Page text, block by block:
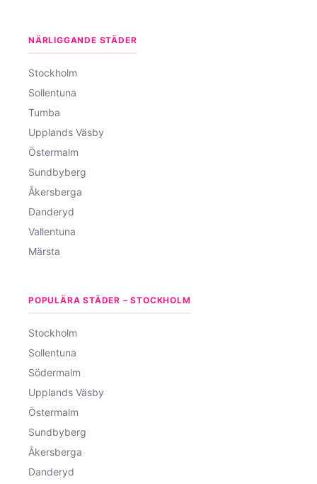
NÄRLIGGANDE STÄDER
Stockholm
Sollentuna
Tumba
Upplands Väsby
Östermalm
Sundbyberg
Åkersberga
Danderyd
Vallentuna
Märsta
POPULÄRA STÄDER – STOCKHOLM
Stockholm
Sollentuna
Södermalm
Upplands Väsby
Östermalm
Sundbyberg
Åkersberga
Danderyd